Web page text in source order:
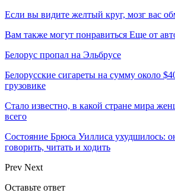
Если вы видите желтый круг, мозг вас
Вам также могут понравиться Еще от
Белорус пропал на Эльбрусе
Белорусские сигареты на сумму около
грузовике
Стало известно, в какой стране мира
всего
Состояние Брюса Уиллиса ухудшилось:
говорить, читать и ходить
Prev Next
Оставьте ответ